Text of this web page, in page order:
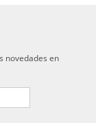
novedades en